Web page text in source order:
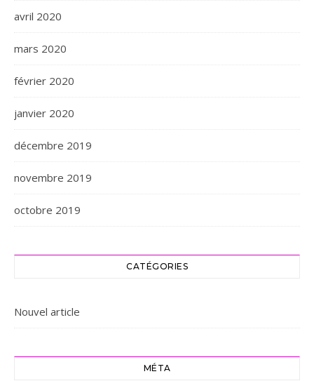
avril 2020
mars 2020
février 2020
janvier 2020
décembre 2019
novembre 2019
octobre 2019
CATÉGORIES
Nouvel article
MÉTA